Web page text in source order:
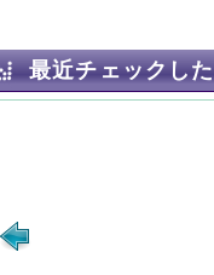
最近チェックし